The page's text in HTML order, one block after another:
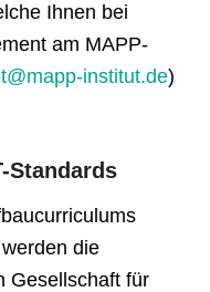
Ihnen bei
am MAPP-
institut.de)
Standards
die
Gesellschaft für